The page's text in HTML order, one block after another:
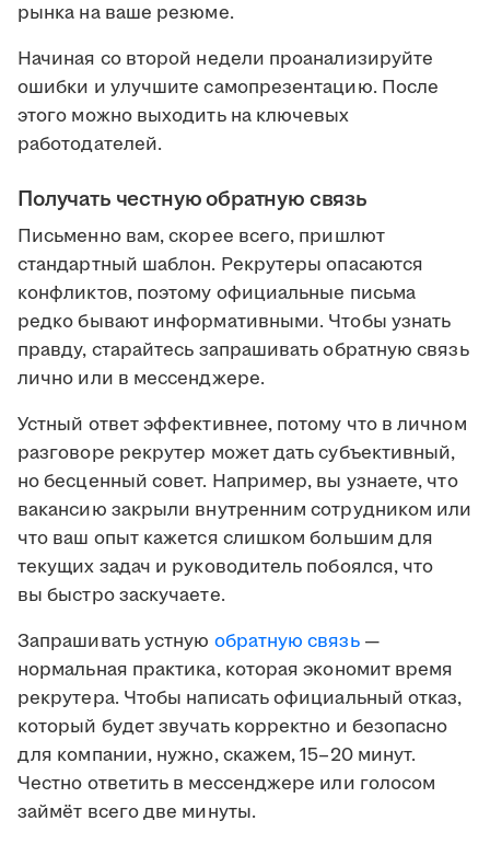
рынка на ваше резюме.
Начиная со второй недели проанализируйте
ошибки и улучшите самопрезентацию. После
этого можно выходить на ключевых
работодателей.
Получать честную обратную связь
Письменно вам, скорее всего, пришлют
стандартный шаблон. Рекрутеры опасаются
конфликтов, поэтому официальные письма
редко бывают информативными. Чтобы узнать
правду, старайтесь запрашивать обратную связь
лично или в мессенджере.
Устный ответ эффективнее, потому что в личном
разговоре рекрутер может дать субъективный,
но бесценный совет. Например, вы узнаете, что
вакансию закрыли внутренним сотрудником или
что ваш опыт кажется слишком большим для
текущих задач и руководитель побоялся, что
вы быстро заскучаете.
Запрашивать устную обратную связь—
нормальная практика, которая экономит время
рекрутера. Чтобы написать официальный отказ,
который будет звучать корректно и безопасно
для компании, нужно, скажем, 15–20 минут.
Честно ответить в мессенджере или голосом
займёт всего две минуты.